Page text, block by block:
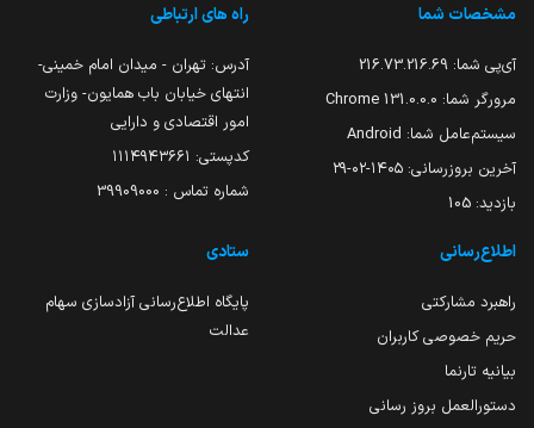
مشخصات شما
آی‌پی شما: 216.73.216.69
مرورگر شما: 131.0.0.0 Chrome
سیستم‌عامل شما: Android
آخرین بروزرسانی: ۱۴۰۵-۰۲-۲۹
بازدید: 105
راه های ارتباطی
آدرس: تهران - میدان امام خمینی-
انتهای خیابان باب همایون- وزارت
امور اقتصادی و دارایی
کدپستی: ۱۱۱۴۹۴۳۶۶۱
شماره تماس : 39909000
اطلاع‌رسانی
راهبرد مشارکتی
حریم خصوصی کاربران
بیانیه تارنما
دستورالعمل بروز رسانی
ستادی
پایگاه اطلاع‌رسانی آزادسازی سهام
عدالت